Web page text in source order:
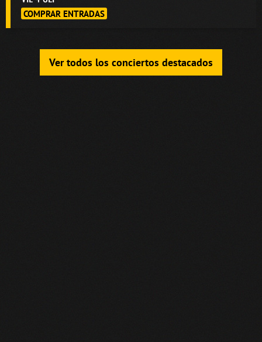
COMPRAR ENTRADAS
Ver todos los conciertos destacados